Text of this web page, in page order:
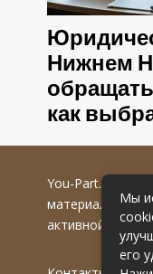
Нижнем
как
You-Part.ru
©
материалов
активной
Мы
его